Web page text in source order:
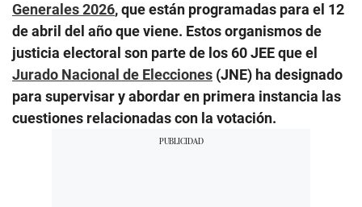
Generales 2026, que están programadas para el 12
de abril del año que viene. Estos organismos de
justicia electoral son parte de los 60 JEE que el
Jurado Nacional de Elecciones (JNE) ha designado
para supervisar y abordar en primera instancia las
cuestiones relacionadas con la votación.